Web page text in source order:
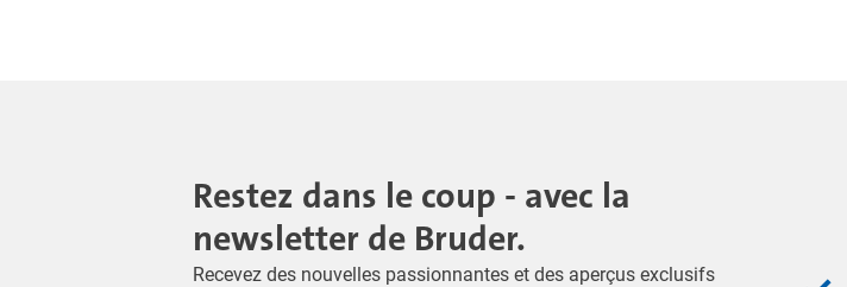
Restez dans le coup - avec la
newsletter de Bruder.
Recevez des nouvelles passionnantes et des aperçus exclusifs